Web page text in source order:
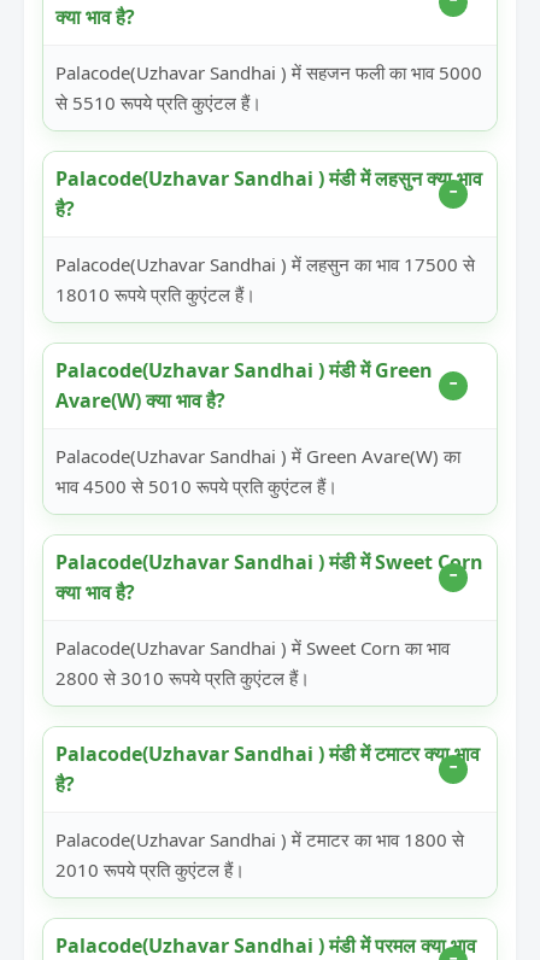
क्या भाव है?
Palacode(Uzhavar Sandhai ) में सहजन फली का भाव 5000
से 5510 रूपये प्रति कुएंटल हैं।
Palacode(Uzhavar Sandhai ) मंडी में लहसुन क्या भाव
है?
Palacode(Uzhavar Sandhai ) में लहसुन का भाव 17500 से
18010 रूपये प्रति कुएंटल हैं।
Palacode(Uzhavar Sandhai ) मंडी में Green
Avare(W) क्या भाव है?
Palacode(Uzhavar Sandhai ) में Green Avare(W) का
भाव 4500 से 5010 रूपये प्रति कुएंटल हैं।
Palacode(Uzhavar Sandhai ) मंडी में Sweet Corn
क्या भाव है?
Palacode(Uzhavar Sandhai ) में Sweet Corn का भाव
2800 से 3010 रूपये प्रति कुएंटल हैं।
Palacode(Uzhavar Sandhai ) मंडी में टमाटर क्या भाव
है?
Palacode(Uzhavar Sandhai ) में टमाटर का भाव 1800 से
2010 रूपये प्रति कुएंटल हैं।
Palacode(Uzhavar Sandhai ) मंडी में परमल क्या भाव